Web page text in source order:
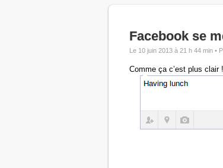
Facebook se
Le 10 juin 2013 à 21 h 44 min •
Comme ça c’est plus clair !